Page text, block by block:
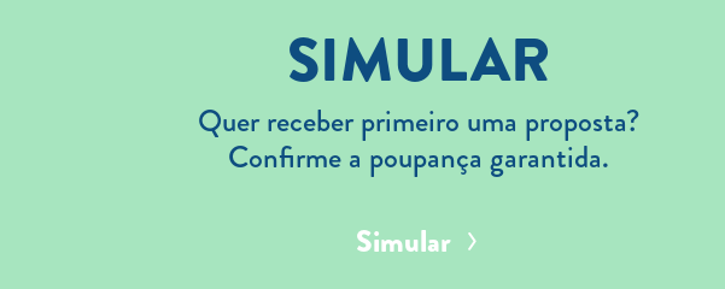
SIMULAR
Quer receber primeiro uma proposta?
Confirme a poupança garantida.
Simular